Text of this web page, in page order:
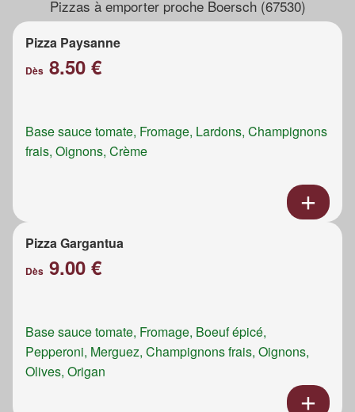
Pizzas à emporter proche Boersch (67530)
Pizza Paysanne
Dès 8.50 €
Base sauce tomate, Fromage, Lardons, Champignons
frais, Oignons, Crème
Pizza Gargantua
Dès 9.00 €
Base sauce tomate, Fromage, Boeuf épicé,
Pepperoni, Merguez, Champignons frais, Oignons,
Olives, Origan